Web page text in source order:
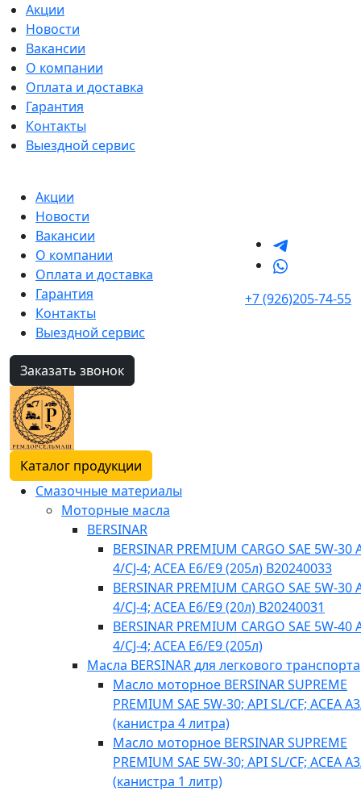
Акции
Новости
Вакансии
О компании
Оплата и доставка
Гарантия
Контакты
Выездной сервис
Акции
Новости
Вакансии
О компании
Оплата и доставка
Гарантия
Контакты
Выездной сервис
+7 (926)205-74-55
Заказать звонок
Каталог продукции
Смазочные материалы
Моторные масла
BERSINAR
BERSINAR PREMIUM CARGO SAE 5W-30
4/CJ-4; ACEA E6/E9 (205л) B20240033
BERSINAR PREMIUM CARGO SAE 5W-30
4/CJ-4; ACEA E6/E9 (20л) B20240031
BERSINAR PREMIUM CARGO SAE 5W-40
4/CJ-4; ACEA E6/E9 (205л)
Масла BERSINAR для легкового транспорта
Масло моторное BERSINAR SUPREME
PREMIUM SAE 5W-30; API SL/CF; ACEA
(канистра 4 литра)
Масло моторное BERSINAR SUPREME
PREMIUM SAE 5W-30; API SL/CF; ACEA
(канистра 1 литр)